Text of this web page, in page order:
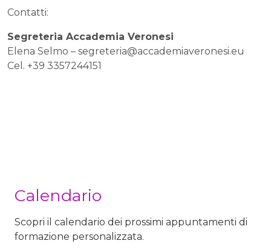
Contatti:
Segreteria Accademia Veronesi
Elena Selmo – segreteria@accademiaveronesi.eu
Cel. +39 3357244151
Calendario
Scopri il calendario dei prossimi appuntamenti di
formazione personalizzata.